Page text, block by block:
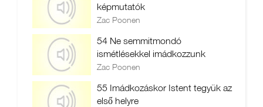
képmutatók
Zac Poonen
54 Ne semmitmondó
ismétlésekkel imádkozzunk
Zac Poonen
55 Imádkozáskor Istent tegyük az
első helyre